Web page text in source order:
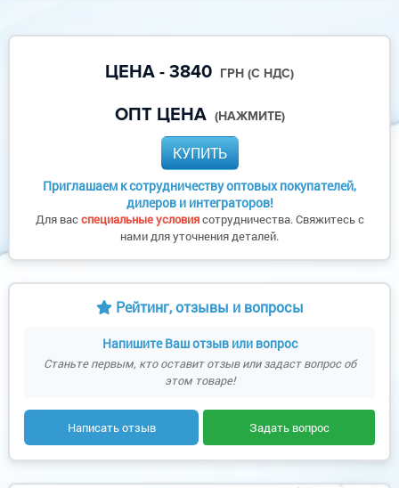
ЦЕНА - 3840 ГРН (С НДС)
ОПТ ЦЕНА (НАЖМИТЕ)
КУПИТЬ
Приглашаем к сотрудничеству оптовых покупателей,
дилеров и интеграторов!
Для васспециальные условиясотрудничества. Свяжитесь с
нами для уточнения деталей.
Рейтинг, отзывы и вопросы
Напишите Ваш отзыв или вопрос
Станьте первым, кто оставит отзыв или задаст вопрос об
этом товаре!
Написать отзыв Задать вопрос